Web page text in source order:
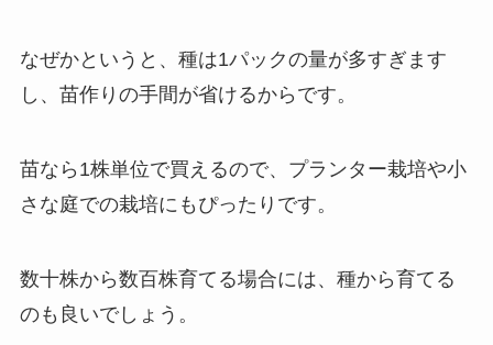
なぜかというと、種は1パックの量が多すぎます
し、苗作りの手間が省けるからです。
苗なら1株単位で買えるので、プランター栽培や小
さな庭での栽培にもぴったりです。
数十株から数百株育てる場合には、種から育てる
のも良いでしょう。